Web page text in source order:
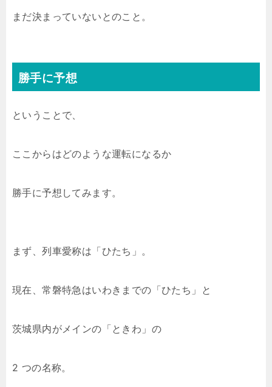
まだ決まっていないとのこと。
勝手に予想
ということで、
ここからはどのような運転になるか
勝手に予想してみます。
まず、列車愛称は「ひたち」。
現在、常磐特急はいわきまでの「ひたち」と
茨城県内がメインの「ときわ」の
2 つの名称。